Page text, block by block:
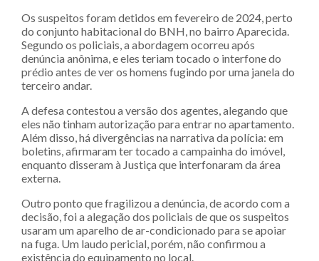
Os suspeitos foram detidos em fevereiro de 2024, perto
do conjunto habitacional do BNH, no bairro Aparecida.
Segundo os policiais, a abordagem ocorreu após
denúncia anônima, e eles teriam tocado o interfone do
prédio antes de ver os homens fugindo por uma janela do
terceiro andar.
A defesa contestou a versão dos agentes, alegando que
eles não tinham autorização para entrar no apartamento.
Além disso, há divergências na narrativa da polícia: em
boletins, afirmaram ter tocado a campainha do imóvel,
enquanto disseram à Justiça que interfonaram da área
externa.
Outro ponto que fragilizou a denúncia, de acordo com a
decisão, foi a alegação dos policiais de que os suspeitos
usaram um aparelho de ar-condicionado para se apoiar
na fuga. Um laudo pericial, porém, não confirmou a
existência do equipamento no local.